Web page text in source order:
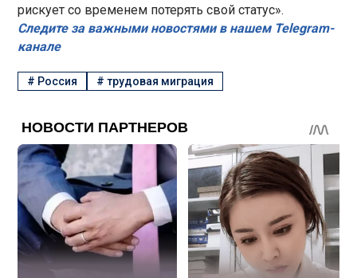
рискует со временем потерять свой статус».
Следите за важными новостями в нашем Telegram-
канале
# Россия #трудовая миграция